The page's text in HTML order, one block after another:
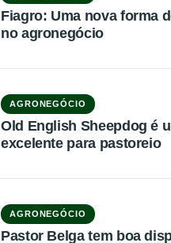
Fiagro: Uma nova forma
no agronegócio
AGRONEGÓCIO
Old English Sheepdog é
excelente para pastoreio
AGRONEGÓCIO
Pastor Belga tem boa